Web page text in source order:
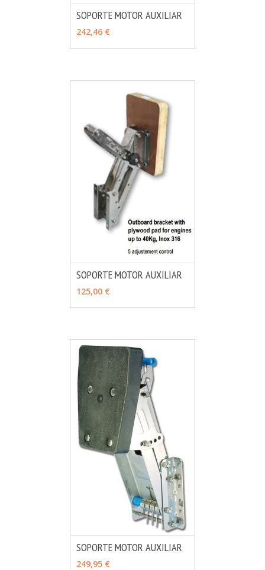
SOPORTE MOTOR AUXILIAR
242,46 €
SOPORTE MOTOR AUXILIAR
125,00 €
SOPORTE MOTOR AUXILIAR
249,95 €